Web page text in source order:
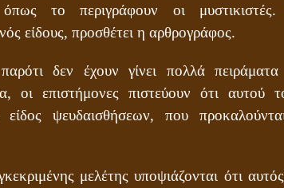
όπως το περιγράφουν οι
είδους, προσθέτει η αρθρογράφος.
δεν έχουν γίνει πολλά
οι επιστήμονες πιστεύουν ότι αυτού
είδος ψευδαισθήσεων, που
μελέτης υποψιάζονται ότι